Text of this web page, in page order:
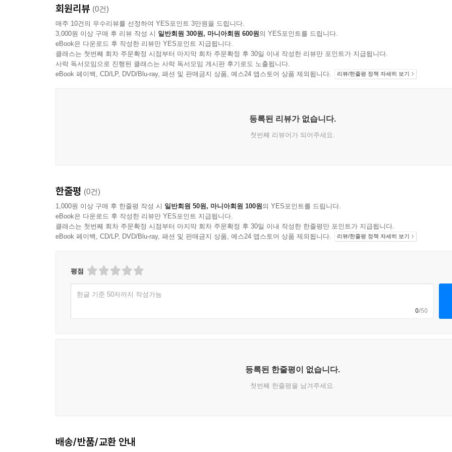
회원리뷰 (0건)
매주 10건의 우수리뷰를 선정하여 YES포인트 3만원을 드립니다.
3,000원 이상 구매 후 리뷰 작성 시 일반회원 300원, 마니아회원 600원의 YES포인트를 드립니다.
eBook은 다운로드 후 작성한 리뷰만 YES포인트 지급됩니다.
클래스는 첫번째 회차 주문확정 시점부터 마지막 회차 주문확정 후 30일 이내 작성한 리뷰만 포인트가 지급됩니다.
사락 독서모임으로 진행된 클래스는 사락 독서모임 게시판 후기로도 노출됩니다.
eBook 페이백, CD/LP, DVD/Blu-ray, 패션 및 판매금지 상품, 예스24 앱스토어 상품 제외됩니다.
리뷰/한줄평 정책 자세히 보기
등록된 리뷰가 없습니다.
첫번째 리뷰어가 되어주세요.
한줄평 (0건)
1,000원 이상 구매 후 한줄평 작성 시 일반회원 50원, 마니아회원 100원의 YES포인트를 드립니다.
eBook은 다운로드 후 작성한 리뷰만 YES포인트 지급됩니다.
클래스는 첫번째 회차 주문확정 시점부터 마지막 회차 주문확정 후 30일 이내 작성한 한줄평만 포인트가 지급됩니다.
eBook 페이백, CD/LP, DVD/Blu-ray, 패션 및 판매금지 상품, 예스24 앱스토어 상품 제외됩니다.
리뷰/한줄평 정책 자세히 보기
평점
한글 기준 50자까지 작성가능
0/50
등록된 한줄평이 없습니다.
첫번째 한줄평을 남겨주세요.
배송/반품/교환 안내